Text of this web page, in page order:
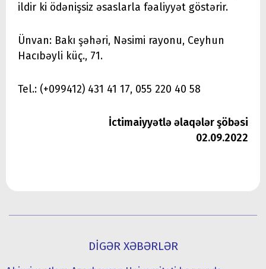
ildir ki ödənişsiz əsaslarla fəaliyyət göstərir.
Ünvan: Bakı şəhəri, Nəsimi rayonu, Ceyhun
Hacıbəyli küç., 71.
Tel.: (+099412) 431 41 17, 055 220 40 58
İctimaiyyətlə əlaqələr şöbəsi
02.09.2022
DİGƏR XƏBƏRLƏR